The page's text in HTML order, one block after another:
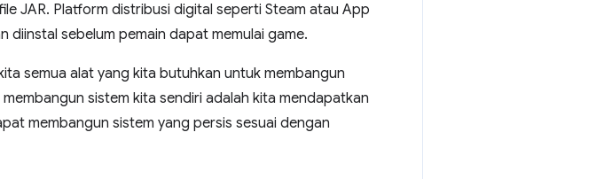
JAR. Platform distribusi digital seperti Steam atau App
sebelum pemain dapat memulai game.
semua alat yang kita butuhkan untuk membangun
sistem kita sendiri adalah kita mendapatkan
membangun sistem yang persis sesuai dengan